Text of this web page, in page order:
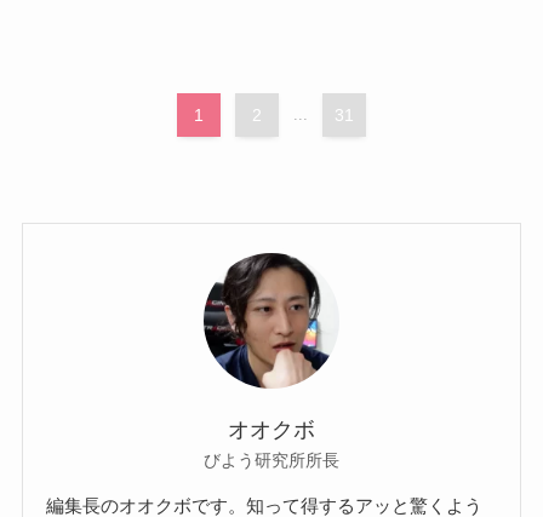
1 2 ... 31
オオクボ
びよう研究所所長
編集長のオオクボです。知って得するアッと驚くよう